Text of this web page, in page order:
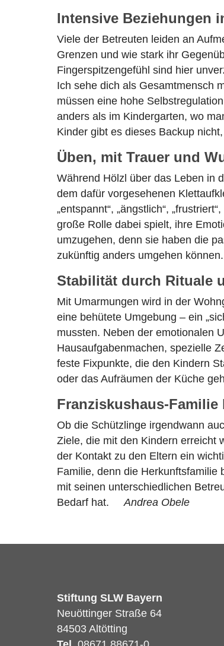
Intensive Beziehungen
Viele der Betreuten leiden an
Grenzen und wie stark ihr
Fingerspitzengefühl sind hier
Ich sehe dich als Gesamtmensch
müssen eine hohe
anders als im Kindergarten, wo
Kinder gibt es dieses Backup
Üben, mit Trauer und
Während Hölzl über das Leben in
dem dafür vorgesehenen
„entspannt“, „ängstlich“,
große Rolle dabei spielt, ihre
umzugehen, denn sie haben die
zukünftig anders umgehen
Stabilität durch Rituale
Mit Umarmungen wird in der
eine behütete Umgebung – ein
mussten. Neben der emotionalen
Hausaufgabenmachen, spezielle
feste Fixpunkte, die den Kindern
oder das Aufräumen der Küche
Franziskushaus-
Ob die Schützlinge irgendwann
Ziele, die mit den Kindern erreicht
der Kontakt zu den Eltern ein
Familie, denn die Herkunftsfamilie
mit seinen unterschiedlichen
Bedarf hat.Andrea Obele
Stiftung SLW Bayern
Neuöttinger Straße 64
84503 Altötting